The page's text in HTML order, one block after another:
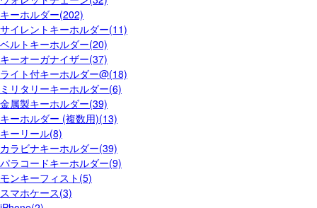
キーホルダー(202)
サイレントキーホルダー(11)
ベルトキーホルダー(20)
キーオーガナイザー(37)
ライト付キーホルダー@(18)
ミリタリーキーホルダー(6)
金属製キーホルダー(39)
キーホルダー (複数用)(13)
キーリール(8)
カラビナキーホルダー(39)
パラコードキーホルダー(9)
モンキーフィスト(5)
スマホケース(3)